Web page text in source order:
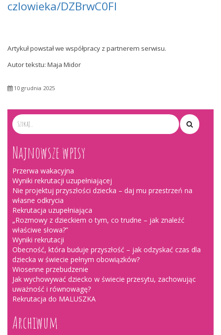
czlowieka/DZBrwC0FI
Artykuł powstał we współpracy z partnerem serwisu.
Autor tekstu: Maja Midor
10 grudnia 2025
Najnowsze wpisy
Przerwa wakacyjna
Wyniki rekrutacji uzupełniającej
Nie projektuj przyszłości dziecka – daj mu przestrzeń na
własne odkrycia
Rekrutacja uzupełniająca
„Rozmowy z dzieckiem o tym, co trudne – jak znaleźć
właściwe słowa?”
Wyniki rekrutacji
Obecność, która buduje przyszłość – jak odzyskać czas dla
dziecka w świecie pełnym obowiązków?
Wiosenne przebudzenie
Jak wychowywać dziecko w świecie przesytu, zachowując
uważność i równowagę?
Rekrutacja do MALUSZKA
Archiwum